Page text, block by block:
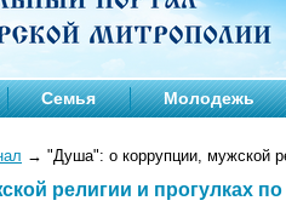
Семья Молодежь
→ "Душа": о коррупции, мужской
религии и прогулках